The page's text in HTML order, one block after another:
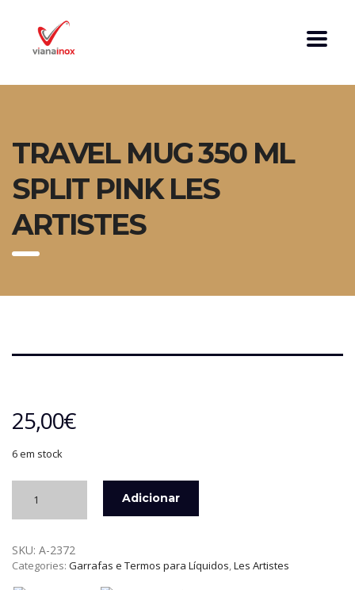
TRAVEL MUG 350 ML
SPLIT PINK LES
ARTISTES
25,00€
6 em stock
TRAVEL
350
ML
Adicionar
SKU: A-2372
Categories: Garrafas e Termos para Líquidos,Les Artistes